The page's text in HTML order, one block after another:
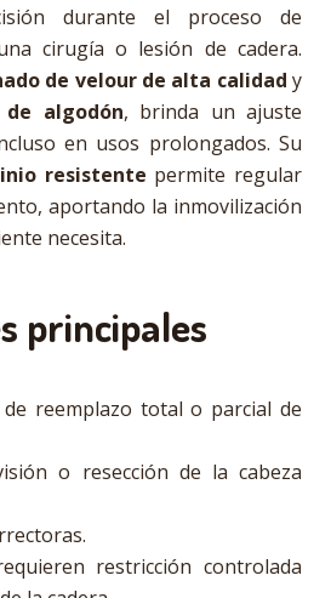
durante el proceso de
cirugía o lesión de cadera.
de velour de alta calidad y
algodón, brinda un ajuste
en usos prolongados. Su
resistente permite regular
aportando la inmovilización
necesita.
principales
reemplazo total o parcial de
o resección de la cabeza
restricción controlada